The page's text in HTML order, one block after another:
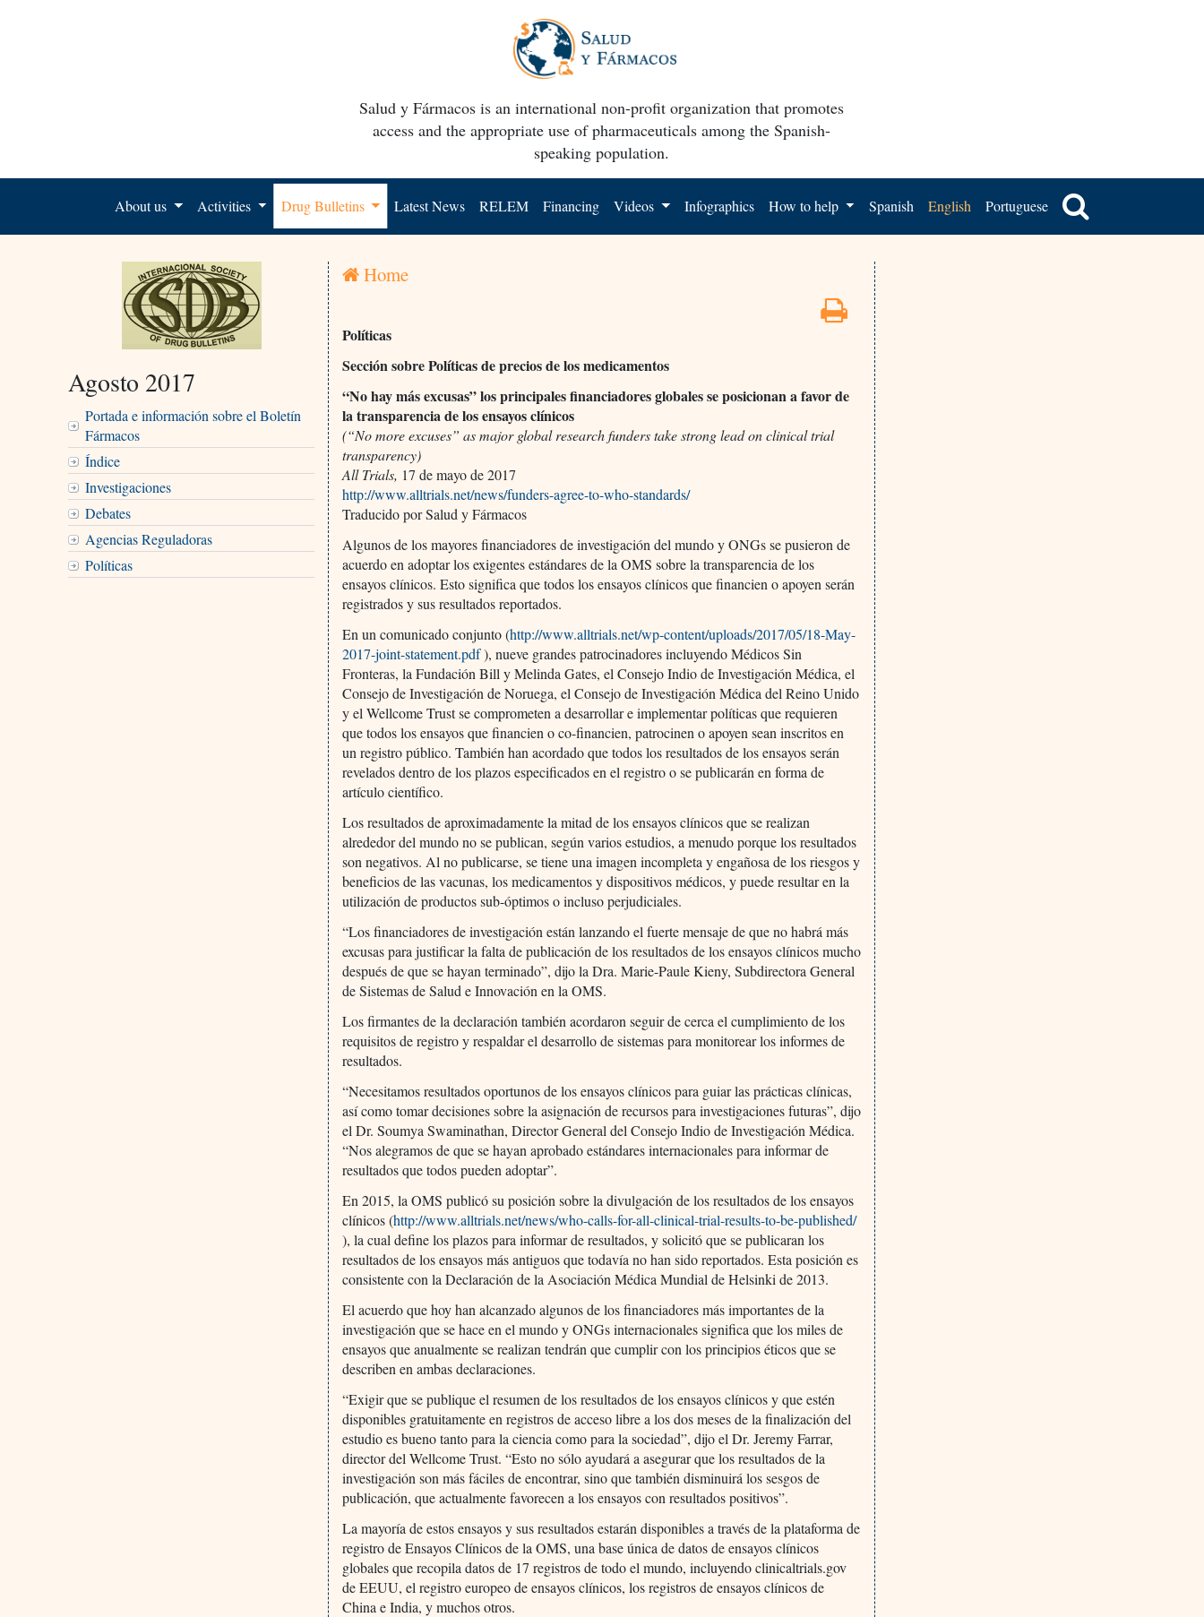
Salud y Fármacos is an international non-profit organization that promotes
access and the appropriate use of pharmaceuticals among the Spanish-
speaking population.
About us Activities Drug Bulletins Latest News RELEM Financing Videos Infographics How to help Spanish English Portuguese
Agosto 2017
Portada e información sobre el Boletín
Fármacos
Índice
Investigaciones
Debates
Agencias Reguladoras
Políticas
Home
Políticas
Sección sobre Políticas de precios de los medicamentos
“No hay más excusas” los principales financiadores globales se posicionan a favor de
la transparencia de los ensayos clínicos
(“No more excuses” as major global research funders take strong lead on clinical trial
transparency)
All Trials, 17 de mayo de 2017
http://www.alltrials.net/news/funders-agree-to-who-standards/
Traducido por Salud y Fármacos
Algunos de los mayores financiadores de investigación del mundo y ONGs se pusieron de
acuerdo en adoptar los exigentes estándares de la OMS sobre la transparencia de los
ensayos clínicos. Esto significa que todos los ensayos clínicos que financien o apoyen serán
registrados y sus resultados reportados.
En un comunicado conjunto (http://www.alltrials.net/wp-content/uploads/2017/05/18-May-
2017-joint-statement.pdf), nueve grandes patrocinadores incluyendo Médicos Sin
Fronteras, la Fundación Bill y Melinda Gates, el Consejo Indio de Investigación Médica, el
Consejo de Investigación de Noruega, el Consejo de Investigación Médica del Reino Unido
y el Wellcome Trust se comprometen a desarrollar e implementar políticas que requieren
que todos los ensayos que financien o co-financien, patrocinen o apoyen sean inscritos en
un registro público. También han acordado que todos los resultados de los ensayos serán
revelados dentro de los plazos especificados en el registro o se publicarán en forma de
artículo científico.
Los resultados de aproximadamente la mitad de los ensayos clínicos que se realizan
alrededor del mundo no se publican, según varios estudios, a menudo porque los resultados
son negativos. Al no publicarse, se tiene una imagen incompleta y engañosa de los riesgos y
beneficios de las vacunas, los medicamentos y dispositivos médicos, y puede resultar en la
utilización de productos sub-óptimos o incluso perjudiciales.
“Los financiadores de investigación están lanzando el fuerte mensaje de que no habrá más
excusas para justificar la falta de publicación de los resultados de los ensayos clínicos mucho
después de que se hayan terminado”, dijo la Dra. Marie-Paule Kieny, Subdirectora General
de Sistemas de Salud e Innovación en la OMS.
Los firmantes de la declaración también acordaron seguir de cerca el cumplimiento de los
requisitos de registro y respaldar el desarrollo de sistemas para monitorear los informes de
resultados.
“Necesitamos resultados oportunos de los ensayos clínicos para guiar las prácticas clínicas,
así como tomar decisiones sobre la asignación de recursos para investigaciones futuras”, dijo
el Dr. Soumya Swaminathan, Director General del Consejo Indio de Investigación Médica.
“Nos alegramos de que se hayan aprobado estándares internacionales para informar de
resultados que todos pueden adoptar”.
En 2015, la OMS publicó su posición sobre la divulgación de los resultados de los ensayos
clínicos (http://www.alltrials.net/news/who-calls-for-all-clinical-trial-results-to-be-published/
), la cual define los plazos para informar de resultados, y solicitó que se publicaran los
resultados de los ensayos más antiguos que todavía no han sido reportados. Esta posición es
consistente con la Declaración de la Asociación Médica Mundial de Helsinki de 2013.
El acuerdo que hoy han alcanzado algunos de los financiadores más importantes de la
investigación que se hace en el mundo y ONGs internacionales significa que los miles de
ensayos que anualmente se realizan tendrán que cumplir con los principios éticos que se
describen en ambas declaraciones.
“Exigir que se publique el resumen de los resultados de los ensayos clínicos y que estén
disponibles gratuitamente en registros de acceso libre a los dos meses de la finalización del
estudio es bueno tanto para la ciencia como para la sociedad”, dijo el Dr. Jeremy Farrar,
director del Wellcome Trust. “Esto no sólo ayudará a asegurar que los resultados de la
investigación son más fáciles de encontrar, sino que también disminuirá los sesgos de
publicación, que actualmente favorecen a los ensayos con resultados positivos”.
La mayoría de estos ensayos y sus resultados estarán disponibles a través de la plataforma de
registro de Ensayos Clínicos de la OMS, una base única de datos de ensayos clínicos
globales que recopila datos de 17 registros de todo el mundo, incluyendo clinicaltrials.gov
de EEUU, el registro europeo de ensayos clínicos, los registros de ensayos clínicos de
China e India, y muchos otros.